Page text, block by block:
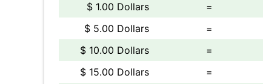
$ 1.00 Dollars =
$ 5.00 Dollars
=
$ 10.00 Dollars
=
$ 15.00 Dollars
=